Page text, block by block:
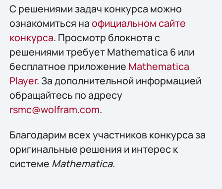
С решениями задач конкурса можно
ознакомиться наофициальном сайте
конкурса. Просмотр блокнота с
решениями требует Mathematica 6 или
бесплатное приложение Mathematica
Player. За дополнительной информацией
обращайтесь по адресу
rsmc@wolfram.com.
Благодарим всех участников конкурса за
оригинальные решения и интерес к
системе Mathematica.